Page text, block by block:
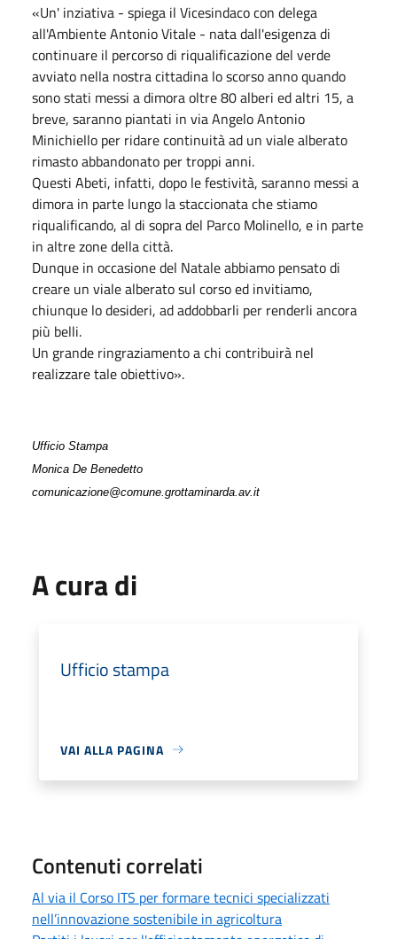
«Un' inziativa - spiega il Vicesindaco con delega
all'Ambiente Antonio Vitale - nata dall'esigenza di
continuare il percorso di riqualificazione del verde
avviato nella nostra cittadina lo scorso anno quando
sono stati messi a dimora oltre 80 alberi ed altri 15, a
breve, saranno piantati in via Angelo Antonio
Minichiello per ridare continuità ad un viale alberato
rimasto abbandonato per troppi anni.
Questi Abeti, infatti, dopo le festività, saranno messi a
dimora in parte lungo la staccionata che stiamo
riqualificando, al di sopra del Parco Molinello, e in parte
in altre zone della città.
Dunque in occasione del Natale abbiamo pensato di
creare un viale alberato sul corso ed invitiamo,
chiunque lo desideri, ad addobbarli per renderli ancora
più belli.
Un grande ringraziamento a chi contribuirà nel
realizzare tale obiettivo».
Ufficio Stampa
Monica De Benedetto
comunicazione@comune.grottaminarda.av.it
A cura di
Ufficio stampa
VAI ALLA PAGINA
Contenuti correlati
Al via il Corso ITS per formare tecnici specializzati
nell’innovazione sostenibile in agricoltura